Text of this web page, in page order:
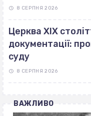
8 СЕРПНЯ 2026
Церква ХІХ
документації:
суду
8 СЕРПНЯ 2026
ВАЖЛИВО